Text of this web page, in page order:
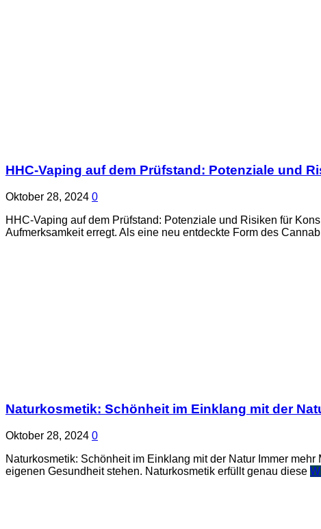
HHC-Vaping auf dem Prüfstand: Potenziale und
Oktober 28, 2024 0
HHC-Vaping auf dem Prüfstand: Potenziale und Risiken für
Aufmerksamkeit erregt. Als eine neu entdeckte Form des
Naturkosmetik: Schönheit im Einklang mit der
Oktober 28, 2024 0
Naturkosmetik: Schönheit im Einklang mit der Natur Immer
eigenen Gesundheit stehen. Naturkosmetik erfüllt genau diese